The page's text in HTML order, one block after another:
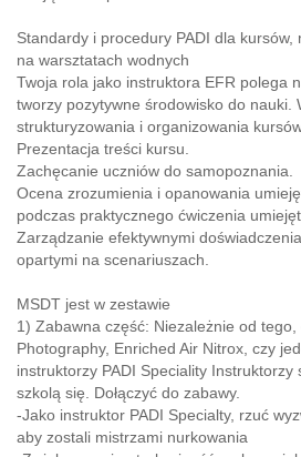
Standardy i procedury PADI dla
na warsztatach wodnych
Twoja rola jako instruktora EFR polega
tworzy pozytywne środowisko do nauki.
strukturyzowania i organizowania
Prezentacja treści kursu.
Zachęcanie uczniów do samopoznania.
Ocena zrozumienia i opanowania
podczas praktycznego ćwiczenia
Zarządzanie efektywnymi
opartymi na scenariuszach.
MSDT jest w zestawie
1) Zabawna część: Niezależnie od tego,
Photography, Enriched Air Nitrox, czy
instruktorzy PADI Speciality
szkolą się. Dołączyć do zabawy.
-Jako instruktor PADI Specialty, rzuć
aby zostali mistrzami nurkowania